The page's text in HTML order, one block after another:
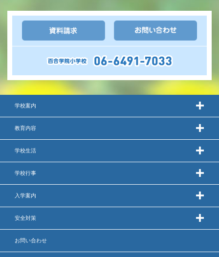
学校案内
教育内容
学校生活
学校行事
入学案内
安全対策
お問い合わせ
年間行事
行事紹介
保護者の声・入試関連よくある質問